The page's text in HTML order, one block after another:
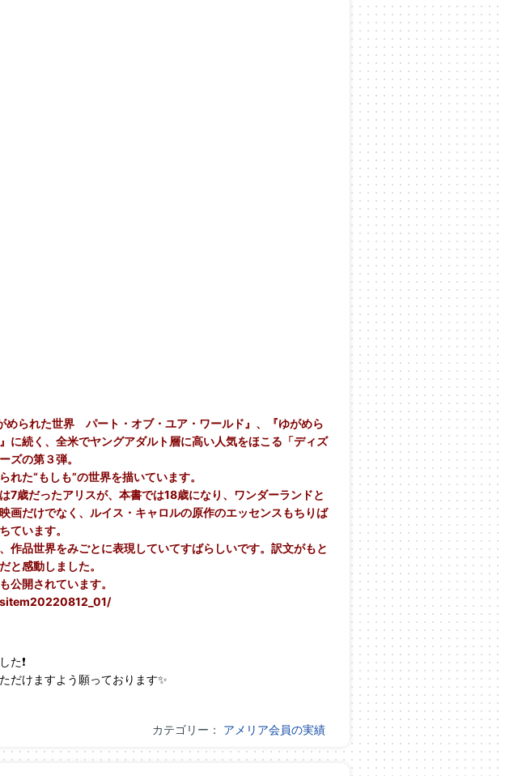
められた世界 パート・オブ・ユア・ワールド』、『ゆがめら
続く、全米でヤングアダルト層に高い人気をほこる「ディズ
ズの第３弾。
た“もしも”の世界を描いています。
7歳だったアリスが、本書では18歳になり、ワンダーランドと
画だけでなく、ルイス・キャロルの原作のエッセンスもちりば
ています。
作品世界をみごとに表現していてすばらしいです。訳文がもと
と感動しました。
公開されています。
た❗
だけますよう願っております✨
カテゴリー： アメリア会員の実績